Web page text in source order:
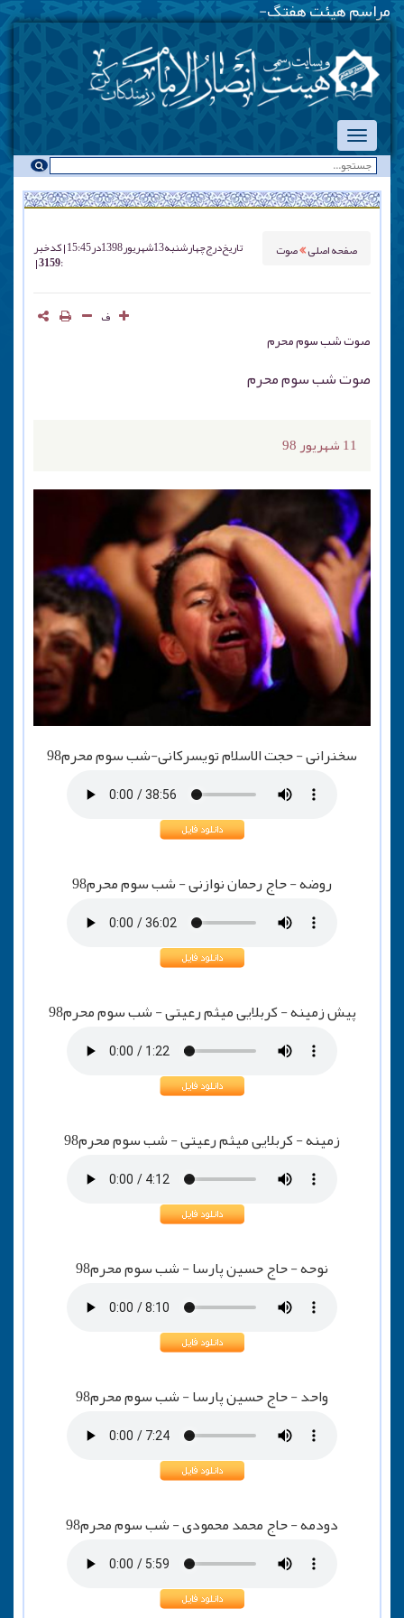
مراسم هیئت هفتگی - یکشنب_
صفحه اصلی صوت تاریخ درجچهارشنبه 13 شهريور 1398 در 15:45 کد خبر
: 3159
ف
صوت شب سوم محرم
صوت شب سوم محرم
11 شهریور 98
سخنرانی - حجت الاسلام تویسرکانی-شب سوم محرم98
روضه - حاج رحمان نوازنی - شب سوم محرم98
پیش زمینه - کربلایی میثم رعیتی - شب سوم محرم98
زمینه - کربلایی میثم رعیتی - شب سوم محرم98
نوحه - حاج حسین پارسا - شب سوم محرم98
واحد - حاج حسین پارسا - شب سوم محرم98
دودمه - حاج محمد محمودی - شب سوم محرم98